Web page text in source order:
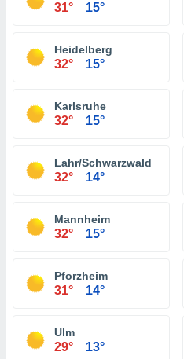
31° 15°
Heidelberg
32° 15°
Karlsruhe
32° 15°
Lahr/Schwarzwald
32° 14°
Mannheim
32° 15°
Pforzheim
31° 14°
Ulm
29° 13°